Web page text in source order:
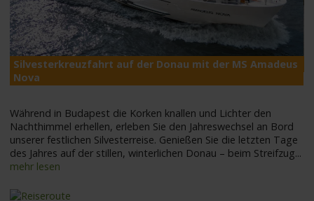
Suche
Silvesterkreuzfahrt auf der Donau mit der MS Amadeus
Nova
Während in Budapest die Korken knallen und Lichter den
Nachthimmel erhellen, erleben Sie den Jahreswechsel an Bord
unserer festlichen Silvesterreise. Genießen Sie die letzten Tage
des Jahres auf der stillen, winterlichen Donau – beim Streifzug...
mehr lesen